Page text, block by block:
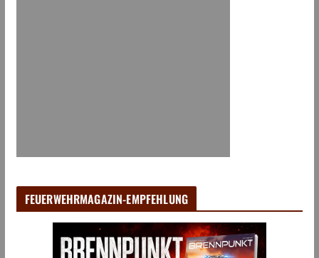
FEUERWEHRMAGAZIN-EMPFEHLUNG